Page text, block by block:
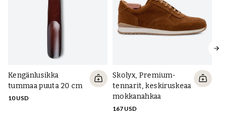
Kengänlusikka
tummaa puuta 20 cm
10 USD
Skolyx, Premium-
tennarit, keskiruskeaa
mokkanahkaa
167 USD